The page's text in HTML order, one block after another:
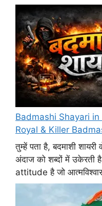
Badmashi Shayari
Royal & Killer
तुम्हें पता है, बदमाशी
अंदाज को शब्दों में उकेरती
attitude है जो